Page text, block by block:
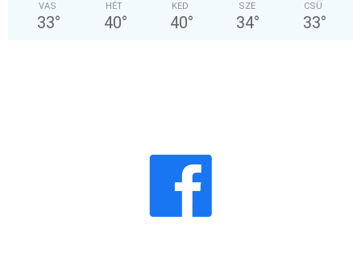
VAS
33°
HÉT
40°
KED
40°
SZE
34°
CSÜ
33°